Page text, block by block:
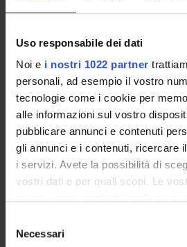
Uso responsabile dei dati
Noi e i nostri 1022 partner
personali, ad esempio il vostro
tecnologie come i cookie per
alle informazioni sul vostro
pubblicare annunci e contenuti
gli annunci e i contenuti, ricercare
i servizi. Avete la possibilità di
vostri dati e per quali scopi. Le
modificare o revocare il proprio
Necessari
- the plane, direction, frequency,
nystagmus using both
videonystagmographic assessment
- the main components and
study with evaluation of the saccular
the parameters of the caloric test
- the stabilometric examination
graphic and absolute parameters
UNDERSTAND AND ACQUIRE
- the appropriate tools for obtaining
- subjective and objective diagnostic
- an analysis of hearing impairment